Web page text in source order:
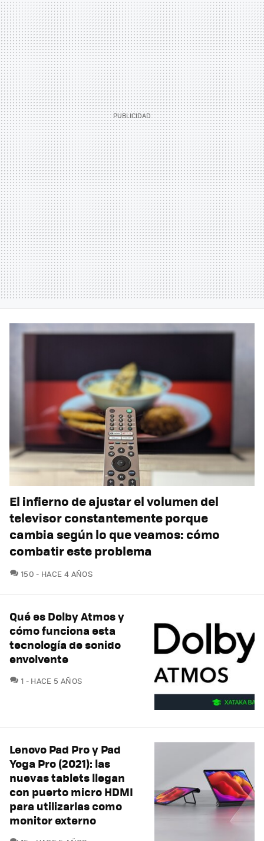
El infierno de ajustar el volumen del
televisor constantemente porque
cambia según lo que veamos: cómo
combatir este problema
150 COMENTARIOS
HACE 4 AÑOS
Qué es Dolby Atmos y
cómo funciona esta
tecnología de sonido
envolvente
1 COMENTARIOS
HACE 5 AÑOS
Lenovo Pad Pro y Pad
Yoga Pro (2021): las
nuevas tablets llegan
con puerto micro HDMI
para utilizarlas como
monitor externo